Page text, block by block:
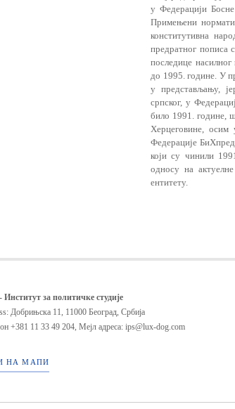
у Федерацији
Примењени
конститутивна
предратног пописа
последице
до 1995. године. У
у представљању,
српског, у
било 1991. године,
Херцеговине,
Федерације
који су чинили
односу на
ентитету.
за политичке студије
Добрињска 11, 11000 Београд, Србија
+381 11 33 49 204, Мејл адреса: ips@lux-dog.com
НА МАПИ